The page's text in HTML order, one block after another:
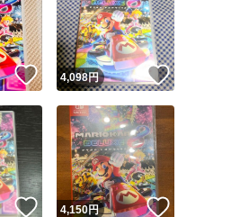
ユーザーの実績について
いいね！
4,098円 いいね！
いいね！
4,150円